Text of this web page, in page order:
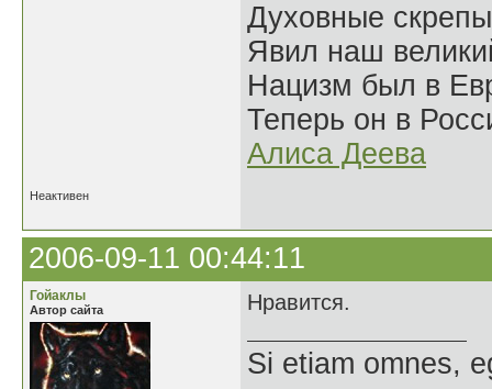
Духовные
Явил наш
Нацизм был в
Теперь он в
Алиса Деева
Неактивен
2006-09-11 00:44:11
Гойаклы
Автор сайта Нравится.
Si etiam omnes,